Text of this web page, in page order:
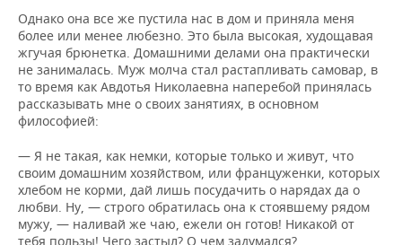
Однако она все же пустила нас в дом и приняла меня
более или менее любезно. Это была высокая, худощавая
жгучая брюнетка. Домашними делами она практически
не занималась. Муж молча стал растапливать самовар, в
то время как Авдотья Николаевна наперебой принялась
рассказывать мне о своих занятиях, в основном
философией:
— Я не такая, как немки, которые только и живут, что
своим домашним хозяйством, или француженки, которых
хлебом не корми, дай лишь посудачить о нарядах да о
любви. Ну, — строго обратилась она к стоявшему рядом
мужу, — наливай же чаю, ежели он готов! Никакой от
тебя пользы! Чего застыл? О чем задумался?